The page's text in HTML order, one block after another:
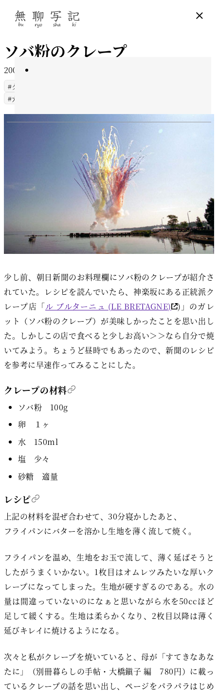
ソバ粉のクレープ
2005年11月13日
クレープ
ガレット
少し前、朝日新聞のお料理欄にソバ粉のクレープが紹介さ
れていた。レシピを読んでいたら、神楽坂にある正統派ク
レープ店「ル ブルターニュ (LE BRETAGNE)
)」のガレ
ット（ソバ粉のクレープ）が美味しかったことを思い出し
た。しかしこの店で食べると少しお高い＞＞なら自分で焼
いてみよう。ちょうど昼時でもあったので、新聞のレシピ
を参考に早速作ってみることにした。
クレープの材料
ソバ粉 100g
卵 １ヶ
水 150ml
塩 少々
砂糖 適量
レシピ
上記の材料を混ぜ合わせて、30分寝かしたあと、
フライパンにバターを溶かし生地を薄く流して焼く。
フライパンを温め、生地をお玉で流して、薄く延ばそうと
したがうまくいかない。1枚目はオムレツみたいな厚いク
レープになってしまった。生地が硬すぎるのである。水の
量は間違っていないのになぁと思いながら水を50ccほど
足して緩くする。生地は柔らかくなり、2枚目以降は薄く
延びキレイに焼けるようになる。
次々と私がクレープを焼いていると、母が「すてきなあな
たに」（別冊暮らしの手帖・大橋鎭子 編 780円）に載っ
ているクレープの話を思い出し、ページをパラパラはじめ